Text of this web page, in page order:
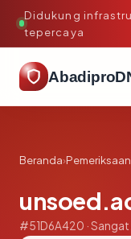
Didukung
tepercaya
Beranda›Pemeriksaan
#51D6A420 · Sangat